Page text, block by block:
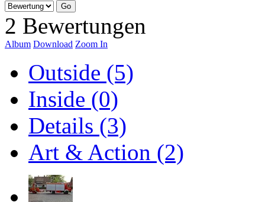
2 Bewertungen
Album Download Zoom In
Outside (5)
Inside (0)
Details (3)
Art & Action (2)